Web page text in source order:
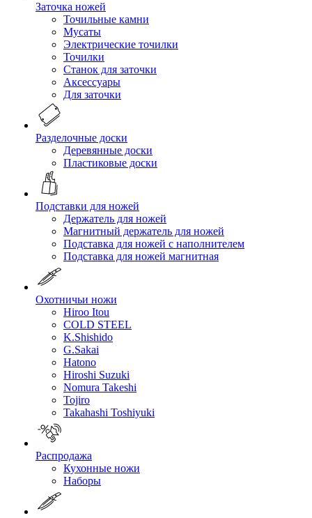
Заточка ножей
Точильные камни
Мусаты
Электрические точилки
Точилки
Станок для заточки
Аксессуары
Для заточки
Разделочные доски
Деревянные доски
Пластиковые доски
Подставки для ножей
Держатель для ножей
Магнитный держатель для ножей
Подставка для ножей с наполнителем
Подставка для ножей магнитная
Охотничьи ножи
Hiroo Itou
COLD STEEL
K.Shishido
G.Sakai
Hatono
Hiroshi Suzuki
Nomura Takeshi
Tojiro
Takahashi Toshiyuki
Распродажа
Кухонные ножи
Наборы